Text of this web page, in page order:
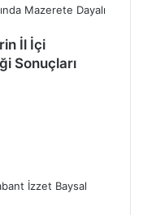
İl İçi
Sonuçları
İzzet Baysal